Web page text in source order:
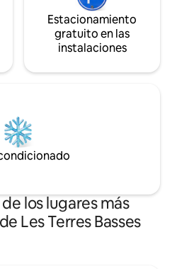
Estacionamiento
gratuito en las
instalaciones
los lugares más
Les Terres Basses